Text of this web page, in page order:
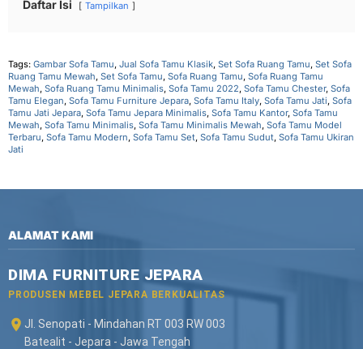
Daftar Isi Tampilkan
Tags: Gambar Sofa Tamu, Jual Sofa Tamu Klasik, Set Sofa Ruang Tamu, Set Sofa
Ruang Tamu Mewah, Set Sofa Tamu, Sofa Ruang Tamu, Sofa Ruang Tamu
Mewah, Sofa Ruang Tamu Minimalis, Sofa Tamu 2022, Sofa Tamu Chester, Sofa
Tamu Elegan, Sofa Tamu Furniture Jepara, Sofa Tamu Italy, Sofa Tamu Jati, Sofa
Tamu Jati Jepara, Sofa Tamu Jepara Minimalis, Sofa Tamu Kantor, Sofa Tamu
Mewah, Sofa Tamu Minimalis, Sofa Tamu Minimalis Mewah, Sofa Tamu Model
Terbaru, Sofa Tamu Modern, Sofa Tamu Set, Sofa Tamu Sudut, Sofa Tamu Ukiran
Jati
ALAMAT KAMI
DIMA FURNITURE JEPARA
PRODUSEN MEBEL JEPARA BERKUALITAS
Jl. Senopati - Mindahan RT 003 RW 003
Batealit - Jepara - Jawa Tengah